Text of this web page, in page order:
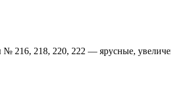
№ 216, 218, 220, 222 — ярусные,